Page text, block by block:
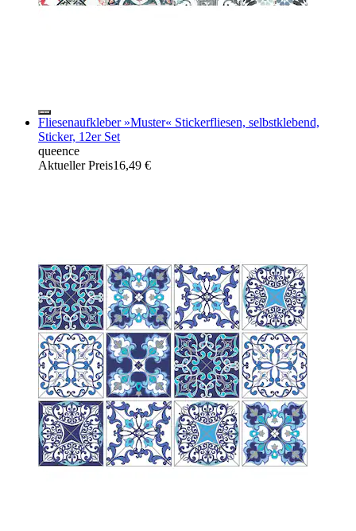
Fliesenaufkleber »Muster« Stickerfliesen, selbstklebend,
Sticker, 12er Set
queence
Aktueller Preis16,49 €